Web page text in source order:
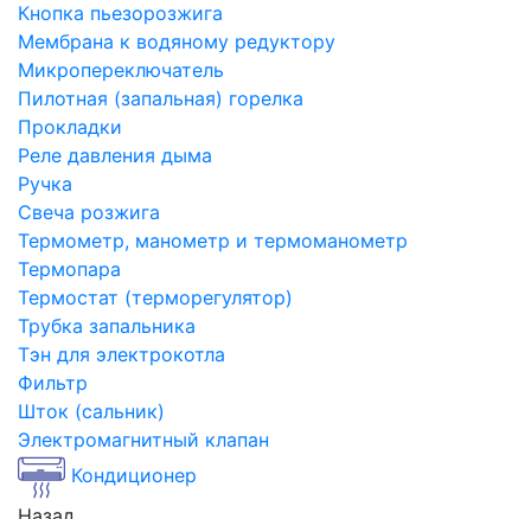
Кнопка пьезорозжига
Мембрана к водяному редуктору
Микропереключатель
Пилотная (запальная) горелка
Прокладки
Реле давления дыма
Ручка
Свеча розжига
Термометр, манометр и термоманометр
Термопара
Термостат (терморегулятор)
Трубка запальника
Тэн для электрокотла
Фильтр
Шток (сальник)
Электромагнитный клапан
Кондиционер